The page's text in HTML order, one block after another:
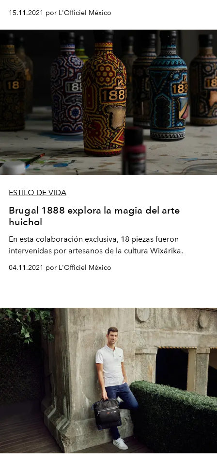
15.11.2021 por L'Officiel México
ESTILO DE VIDA
Brugal 1888 explora la magia del arte
huichol
En esta colaboración exclusiva, 18 piezas fueron
intervenidas por artesanos de la cultura Wixárika.
04.11.2021 por L'Officiel México